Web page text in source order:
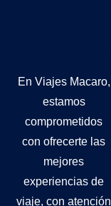
En Viajes Macaro,
estamos
comprometidos
con ofrecerte las
mejores
experiencias de
viaje, con atención